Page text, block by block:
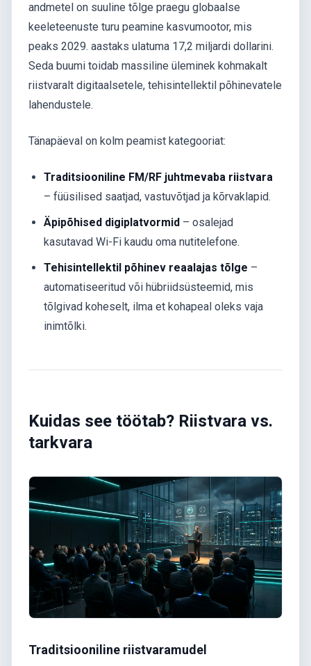
andmetel on suuline tõlge praegu globaalse
keeleteenuste turu peamine kasvumootor, mis
peaks 2029. aastaks ulatuma 17,2 miljardi dollarini.
Seda buumi toidab massiline üleminek kohmakalt
riistvaralt digitaalsetele, tehisintellektil põhinevatele
lahendustele.
Tänapäeval on kolm peamist kategooriat:
Traditsiooniline FM/RF juhtmevaba riistvara
– füüsilised saatjad, vastuvõtjad ja kõrvaklapid.
Äpipõhised digiplatvormid – osalejad
kasutavad Wi-Fi kaudu oma nutitelefone.
Tehisintellektil põhinev reaalajas tõlge –
automatiseeritud või hübriidsüsteemid, mis
tõlgivad koheselt, ilma et kohapeal oleks vaja
inimtõlki.
Kuidas see töötab? Riistvara vs.
tarkvara
Traditsiooniline riistvaramudel